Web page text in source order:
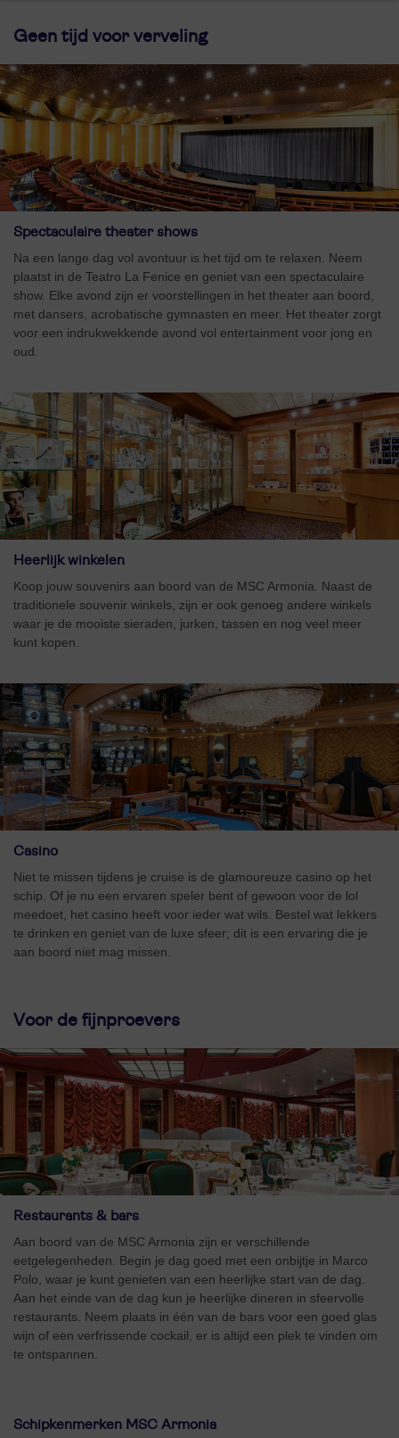
Geen tijd voor verveling
Spectaculaire theater shows
Na een lange dag vol avontuur is het tijd om te relaxen. Neem
plaatst in de Teatro La Fenice en geniet van een spectaculaire
show. Elke avond zijn er voorstellingen in het theater aan boord,
met dansers, acrobatische gymnasten en meer. Het theater zorgt
voor een indrukwekkende avond vol entertainment voor jong en
oud.
Heerlijk winkelen
Koop jouw souvenirs aan boord van de MSC Armonia. Naast de
traditionele souvenir winkels, zijn er ook genoeg andere winkels
waar je de mooiste sieraden, jurken, tassen en nog veel meer
kunt kopen.
Casino
Niet te missen tijdens je cruise is de glamoureuze casino op het
schip. Of je nu een ervaren speler bent of gewoon voor de lol
meedoet, het casino heeft voor ieder wat wils. Bestel wat lekkers
te drinken en geniet van de luxe sfeer; dit is een ervaring die je
aan boord niet mag missen.
Voor de fijnproevers
Restaurants & bars
Aan boord van de MSC Armonia zijn er verschillende
eetgelegenheden. Begin je dag goed met een onbijtje in Marco
Polo, waar je kunt genieten van een heerlijke start van de dag.
Aan het einde van de dag kun je heerlijke dineren in sfeervolle
restaurants. Neem plaats in één van de bars voor een goed glas
wijn of een verfrissende cockail, er is altijd een plek te vinden om
te ontspannen.
Schipkenmerken MSC Armonia